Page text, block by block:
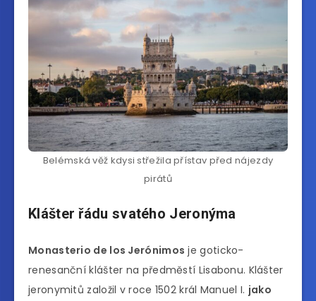
Belémská věž kdysi střežila přístav před nájezdy
pirátů
Klášter řádu svatého Jeronýma
Monasterio de los Jerónimos je goticko-
renesanční klášter na předměstí Lisabonu. Klášter
jeronymitů založil v roce 1502 král Manuel I. jako